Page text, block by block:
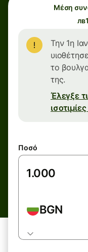
Μέση
Την 1η
το
της.
Έλεγξε
Ποσό
BGN